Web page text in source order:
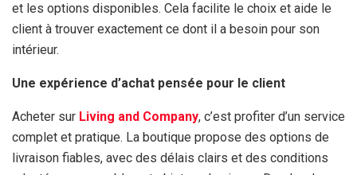
et les options disponibles. Cela facilite le choix et aide le
client à trouver exactement ce dont il a besoin pour son
intérieur.
Une expérience d’achat pensée pour le client
Acheter sur Living and Company, c’est profiter d’un service
complet et pratique. La boutique propose des options de
livraison fiables, avec des délais clairs et des conditions